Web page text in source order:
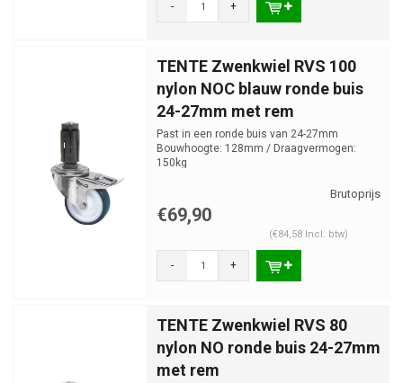
- +
TENTE Zwenkwiel RVS 100
nylon NOC blauw ronde buis
24-27mm met rem
Past in een ronde buis van 24-27mm
Bouwhoogte: 128mm / Draagvermogen:
150kg
€69,90
(€84,58 Incl. btw)
- +
TENTE Zwenkwiel RVS 80
nylon NO ronde buis 24-27mm
met rem